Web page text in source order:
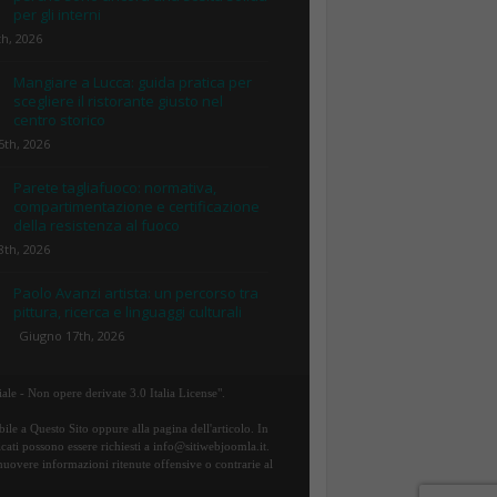
per gli interni
2026
Mangiare a Lucca: guida pratica per
scegliere il ristorante giusto nel
centro storico
2026
Parete tagliafuoco: normativa,
compartimentazione e certificazione
della resistenza al fuoco
2026
Paolo Avanzi artista: un percorso tra
pittura, ricerca e linguaggi culturali
Giugno 17th, 2026
- Non opere derivate 3.0 Italia License".
a Questo Sito oppure alla pagina dell'articolo. In
possono essere richiesti a info@sitiwebjoomla.it.
informazioni ritenute offensive o contrarie al